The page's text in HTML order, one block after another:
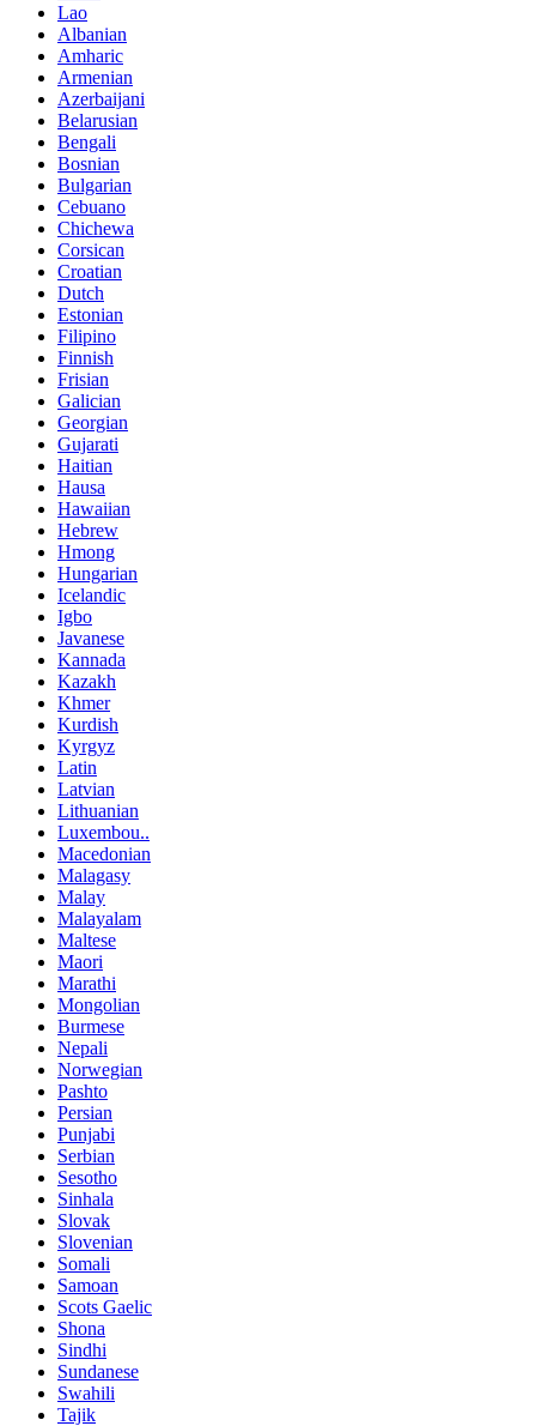
Lao
Albanian
Amharic
Armenian
Azerbaijani
Belarusian
Bengali
Bosnian
Bulgarian
Cebuano
Chichewa
Corsican
Croatian
Dutch
Estonian
Filipino
Finnish
Frisian
Galician
Georgian
Gujarati
Haitian
Hausa
Hawaiian
Hebrew
Hmong
Hungarian
Icelandic
Igbo
Javanese
Kannada
Kazakh
Khmer
Kurdish
Kyrgyz
Latin
Latvian
Lithuanian
Luxembou..
Macedonian
Malagasy
Malay
Malayalam
Maltese
Maori
Marathi
Mongolian
Burmese
Nepali
Norwegian
Pashto
Persian
Punjabi
Serbian
Sesotho
Sinhala
Slovak
Slovenian
Somali
Samoan
Scots Gaelic
Shona
Sindhi
Sundanese
Swahili
Tajik